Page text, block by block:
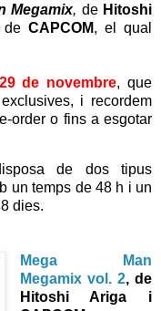
Megamix, de Hitoshi
de CAPCOM, el qual
29 de novembre, que
i recordem
order o fins a esgotar
de dos tipus
un temps de 48 h i un
dies.
Mega Man
Megamix vol. 2, de
Hitoshi Ariga i